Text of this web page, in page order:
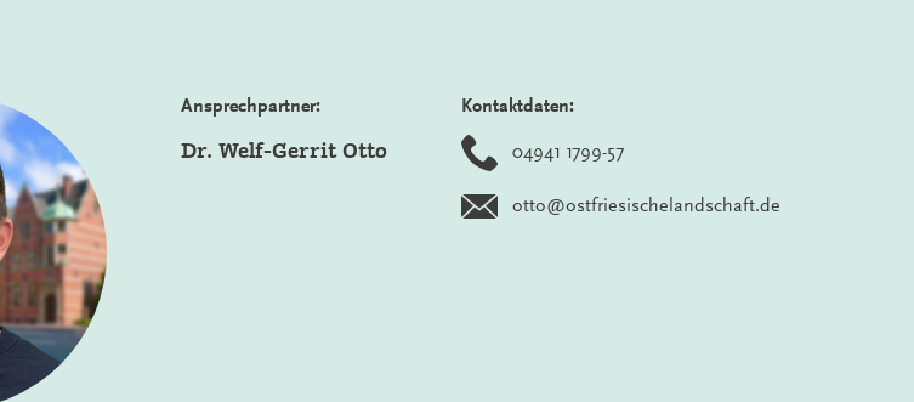
Ansprechpartner:
Dr. Welf-Gerrit Otto
Kontaktdaten:
04941 1799-57
otto@ostfriesischelandschaft.de